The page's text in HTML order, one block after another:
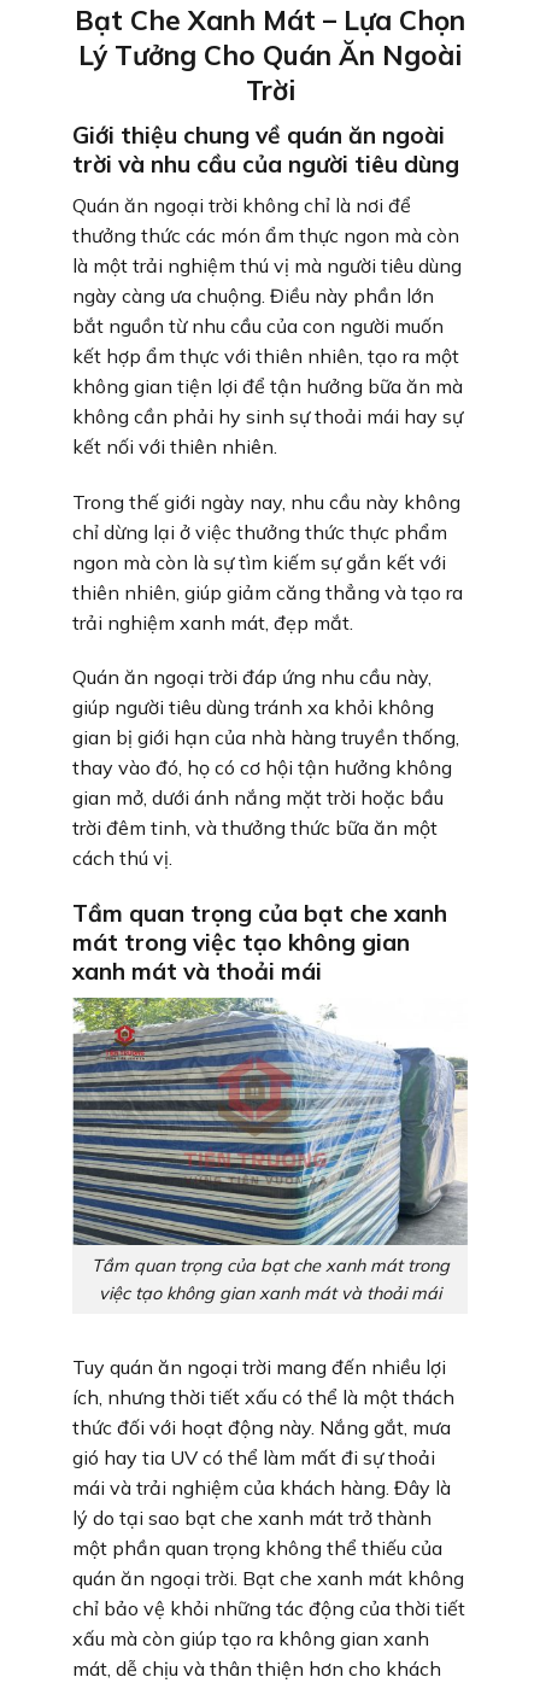
Bạt Che Xanh Mát – Lựa Chọn
Lý Tưởng Cho Quán Ăn Ngoài
Trời
Giới thiệu chung về quán ăn ngoài
trời và nhu cầu của người tiêu dùng
Quán ăn ngoại trời không chỉ là nơi để
thưởng thức các món ẩm thực ngon mà còn
là một trải nghiệm thú vị mà người tiêu dùng
ngày càng ưa chuộng. Điều này phần lớn
bắt nguồn từ nhu cầu của con người muốn
kết hợp ẩm thực với thiên nhiên, tạo ra một
không gian tiện lợi để tận hưởng bữa ăn mà
không cần phải hy sinh sự thoải mái hay sự
kết nối với thiên nhiên.
Trong thế giới ngày nay, nhu cầu này không
chỉ dừng lại ở việc thưởng thức thực phẩm
ngon mà còn là sự tìm kiếm sự gắn kết với
thiên nhiên, giúp giảm căng thẳng và tạo ra
trải nghiệm xanh mát, đẹp mắt.
Quán ăn ngoại trời đáp ứng nhu cầu này,
giúp người tiêu dùng tránh xa khỏi không
gian bị giới hạn của nhà hàng truyền thống,
thay vào đó, họ có cơ hội tận hưởng không
gian mở, dưới ánh nắng mặt trời hoặc bầu
trời đêm tinh, và thưởng thức bữa ăn một
cách thú vị.
Tầm quan trọng của bạt che xanh
mát trong việc tạo không gian
xanh mát và thoải mái
Tầm quan trọng của bạt che xanh mát trong
việc tạo không gian xanh mát và thoải mái
Tuy quán ăn ngoại trời mang đến nhiều lợi
ích, nhưng thời tiết xấu có thể là một thách
thức đối với hoạt động này. Nắng gắt, mưa
gió hay tia UV có thể làm mất đi sự thoải
mái và trải nghiệm của khách hàng. Đây là
lý do tại sao bạt che xanh mát trở thành
một phần quan trọng không thể thiếu của
quán ăn ngoại trời. Bạt che xanh mát không
chỉ bảo vệ khỏi những tác động của thời tiết
xấu mà còn giúp tạo ra không gian xanh
mát, dễ chịu và thân thiện hơn cho khách